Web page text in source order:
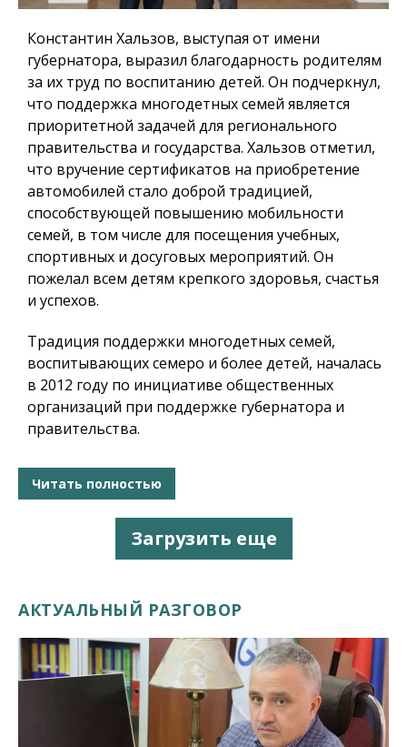
Константин Хальзов, выступая от имени
губернатора, выразил благодарность родителям
за их труд по воспитанию детей. Он подчеркнул,
что поддержка многодетных семей является
приоритетной задачей для регионального
правительства и государства. Хальзов отметил,
что вручение сертификатов на приобретение
автомобилей стало доброй традицией,
способствующей повышению мобильности
семей, в том числе для посещения учебных,
спортивных и досуговых мероприятий. Он
пожелал всем детям крепкого здоровья, счастья
и успехов.
Традиция поддержки многодетных семей,
воспитывающих семеро и более детей, началась
в 2012 году по инициативе общественных
организаций при поддержке губернатора и
правительства.
Читать полностью
Загрузить еще
АКТУАЛЬНЫЙ РАЗГОВОР